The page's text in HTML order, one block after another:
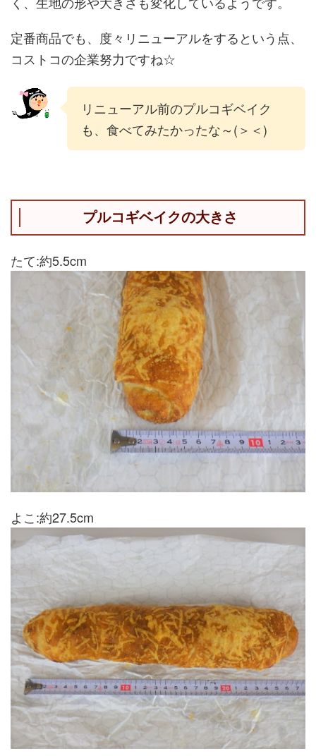
定番商品でも、度々リニューアルをするという点、
コストコの企業努力ですね☆
リニューアル前のプルコギベイク
も、食べてみたかったな～(＞＜)
プルコギベイクの大きさ
たて:約5.5cm
よこ:約27.5cm